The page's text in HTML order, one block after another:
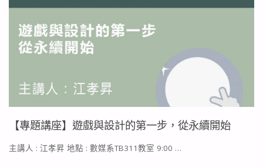
育
桌
遊
設
【專題講座】遊戲與設計的第一步，從永續開始
主講人 : 江孝昇 地點 : 數媒系TB311教室 9:00 …